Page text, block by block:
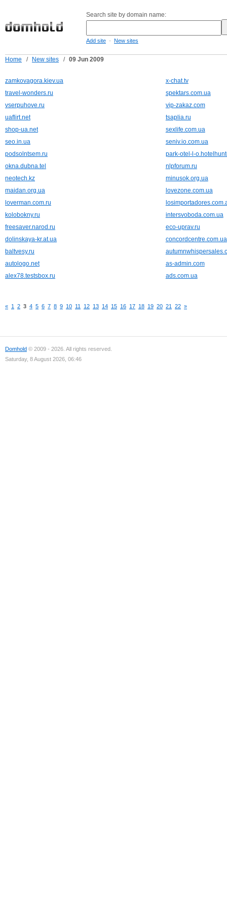
Search site by domain name:
Add site - New sites
Home / New sites / 09 Jun 2009
zamkovagora.kiev.ua
x-chat.tv
travel-wonders.ru
spektars.com.ua
vserpuhove.ru
vip-zakaz.com
uaflirt.net
tsaplia.ru
shop-ua.net
sexlife.com.ua
seo.in.ua
seniv.io.com.ua
podsolntsem.ru
park-otel-l-
okna.dubna.tel
nlpforum.ru
neotech.kz
minusok.org.ua
maidan.org.ua
lovezone.com.ua
loverman.com.ru
kolobokny.ru
intersvoboda.com.ua
freesaver.narod.ru
eco-uprav.ru
dolinskaya-kr.at.ua
concordcentre.com.ua
baltvesy.ru
autologo.net
as-admin.com
alex78.testsbox.ru
ads.com.ua
« 1 2 3 4 5 6 7 8 9 10 11 12 13 14 15 16 17 18 19 20 21 22 »
Domhold © 2009 - 2026. All rights reserved.
Saturday, 8 August 2026, 06:46